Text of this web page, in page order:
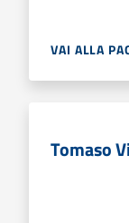
VAI ALLA
Tomaso